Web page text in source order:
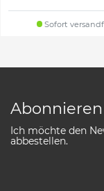
Sofort
Ich möchte den
abbestellen.